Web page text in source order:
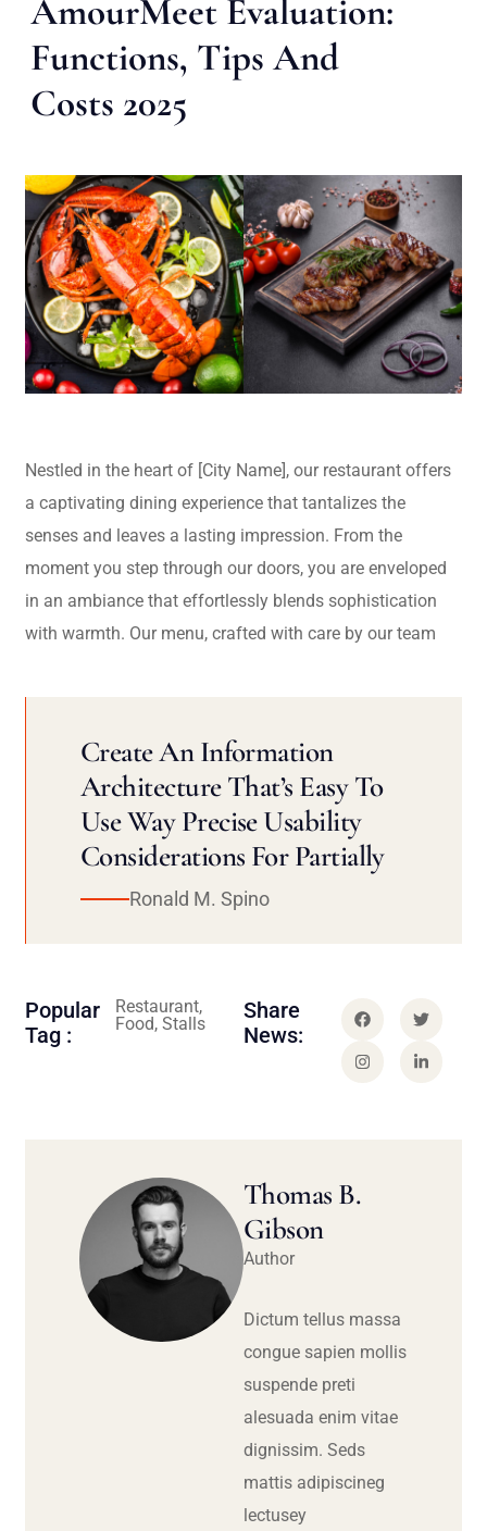
AmourMeet Evaluation:
Functions, Tips And
Costs 2025
Nestled in the heart of [City Name], our restaurant offers
a captivating dining experience that tantalizes the
senses and leaves a lasting impression. From the
moment you step through our doors, you are enveloped
in an ambiance that effortlessly blends sophistication
with warmth. Our menu, crafted with care by our team
Create An Information
Architecture That’s Easy To
Use Way Precise Usability
Considerations For Partially
Ronald M. Spino
Popular
Tag :
Restaurant,
Food, Stalls
Share
News:
Thomas B.
Gibson
Author
Dictum tellus massa
congue sapien mollis
suspende preti
alesuada enim vitae
dignissim. Seds
mattis adipiscineg
lectusey